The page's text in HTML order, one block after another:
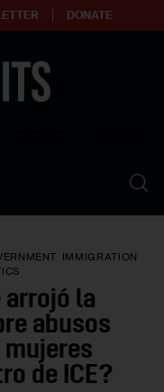
DONATE
IMMIGRATION
arrojó la
abusos
de ICE?